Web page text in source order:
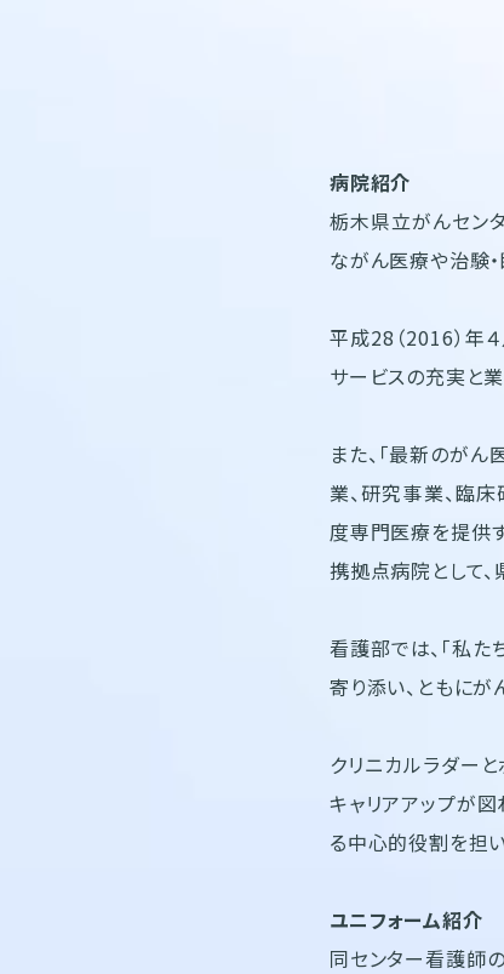
病院紹介
栃木県立がんセン
ながん医療や治験
平成28（2016）年
サービスの充実と
また、「最新のが
業、研究事業、臨
度専門医療を提供
携拠点病院として
看護部では、「私
寄り添い、ともにが
クリニカルラダー
キャリアアップが
る中心的役割を担
ユニフォーム紹介
同センター看護師